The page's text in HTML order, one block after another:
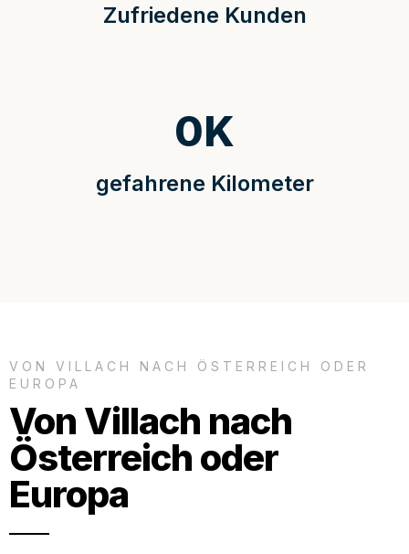
Zufriedene Kunden
gefahrene Kilometer
0K
VON VILLACH NACH ÖSTERREICH ODER
EUROPA
Von Villach nach
Österreich oder
Europa